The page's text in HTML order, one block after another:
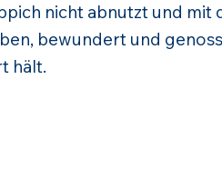
nicht abnutzt und
bewundert und
hält.